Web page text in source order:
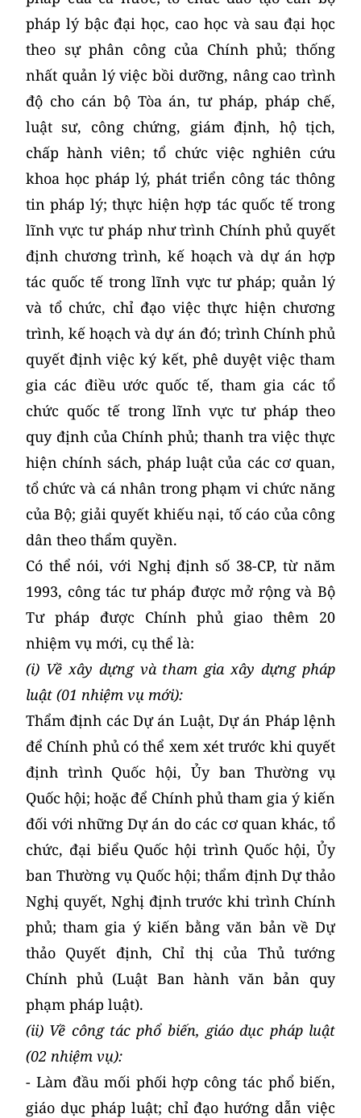
pháp lý bậc đại học, cao học và sau đại học
theo sự phân công của Chính phủ; thống
nhất quản lý việc bồi dưỡng, nâng cao trình
độ cho cán bộ Tòa án, tư pháp, pháp chế,
luật sư, công chứng, giám định, hộ tịch,
chấp hành viên; tổ chức việc nghiên cứu
khoa học pháp lý, phát triển công tác thông
tin pháp lý; thực hiện hợp tác quốc tế trong
lĩnh vực tư pháp như trình Chính phủ quyết
định chương trình, kế hoạch và dự án hợp
tác quốc tế trong lĩnh vực tư pháp; quản lý
và tổ chức, chỉ đạo việc thực hiện chương
trình, kế hoạch và dự án đó; trình Chính phủ
quyết định việc ký kết, phê duyệt việc tham
gia các điều ước quốc tế, tham gia các tổ
chức quốc tế trong lĩnh vực tư pháp theo
quy định của Chính phủ; thanh tra việc thực
hiện chính sách, pháp luật của các cơ quan,
tổ chức và cá nhân trong phạm vi chức năng
của Bộ; giải quyết khiếu nại, tố cáo của công
dân theo thẩm quyền.
Có thể nói, với Nghị định số 38-CP, từ năm
1993, công tác tư pháp được mở rộng và Bộ
Tư pháp được Chính phủ giao thêm 20
nhiệm vụ mới, cụ thể là:
(i) Về xây dựng và tham gia xây dựng pháp
luật (01 nhiệm vụ mới):
Thẩm định các Dự án Luật, Dự án Pháp lệnh
để Chính phủ có thể xem xét trước khi quyết
định trình Quốc hội, Ủy ban Thường vụ
Quốc hội; hoặc để Chính phủ tham gia ý kiến
đối với những Dự án do các cơ quan khác, tổ
chức, đại biểu Quốc hội trình Quốc hội, Ủy
ban Thường vụ Quốc hội; thẩm định Dự thảo
Nghị quyết, Nghị định trước khi trình Chính
phủ; tham gia ý kiến bằng văn bản về Dự
thảo Quyết định, Chỉ thị của Thủ tướng
Chính phủ (Luật Ban hành văn bản quy
phạm pháp luật).
(ii) Về công tác phổ biến, giáo dục pháp luật
(02 nhiệm vụ):
- Làm đầu mối phối hợp công tác phổ biến,
giáo dục pháp luật; chỉ đạo hướng dẫn việc